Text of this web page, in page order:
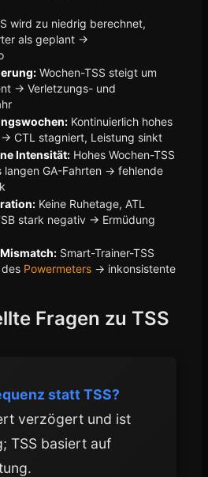
wird zu niedrig berechnet,
als geplant →
Wochen-TSS steigt um
→ Verletzungs- und
Kontinuierlich hohes
CTL stagniert, Leistung sinkt
Intensität: Hohes Wochen-TSS
langen GA-Fahrten → fehlende
Keine Ruhetage, ATL
stark negativ → Ermüdung
Smart-Trainer-TSS
Powermeters → inkonsistente
Fragen zu TSS
statt TSS?
verzögert und ist
TSS basiert auf